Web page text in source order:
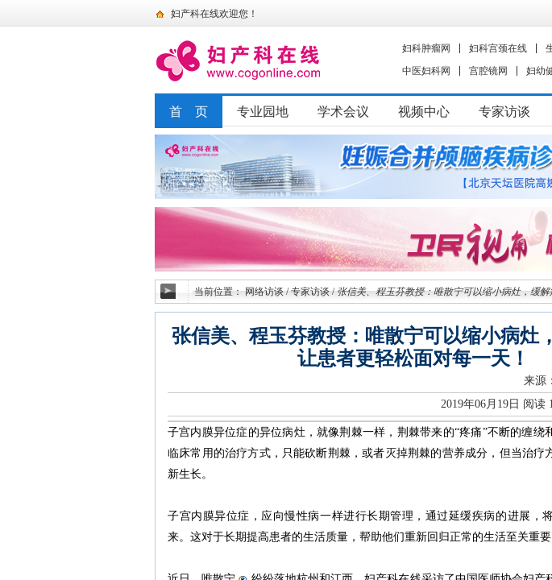
妇产科在线欢迎您！
妇科肿瘤网 妇科宫颈在线
中医妇科网
宫腔镜网 妇幼
首 页 专业园地 学术会议 视频中心 专家访谈
当前位置：网络访谈 / 专家访谈 / 张信美、程玉芬教授：唯散宁可以缩小病灶，缓
张信美、程玉芬教授：唯散宁可以缩小病灶
让患者更轻松面对每一天！
来源：
2019年06月19日 阅读
子宫内膜异位症的异位病灶，就像荆棘一样，荆棘带来的“疼痛”不断的缠绕
临床常用的治疗方式，只能砍断荆棘，或者灭掉荆棘的营养成分，但当治疗
新生长。
子宫内膜异位症，应向慢性病一样进行长期管理，通过延缓疾病的进展，
来。这对于长期提高患者的生活质量，帮助他们重新回归正常的生活至关重要